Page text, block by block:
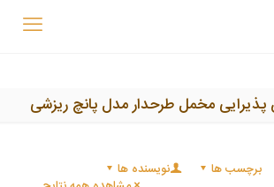
پذیرایی مخمل طرحدار مدل پانچ ریزشی
برچسب ها
نویسنده ها